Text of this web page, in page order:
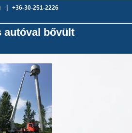
| +36-30-251-2226
autóval bővült